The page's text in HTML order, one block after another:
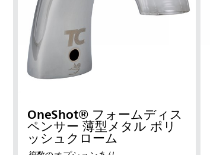
OneShot® フォームディス
ペンサー 薄型メタル ポリ
ッシュクローム